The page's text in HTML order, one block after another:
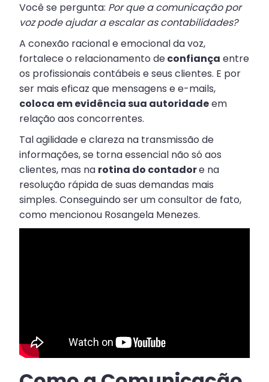
Você se pergunta: Por que a comunicação por
voz pode ajudar a escalar as contabilidades?
A conexão racional e emocional da voz,
fortalece o relacionamento deconfiança entre
os profissionais contábeis e seus clientes. E por
ser mais eficaz que mensagens e e-mails,
coloca em evidência sua autoridadeem
relação aos concorrentes.
Tal agilidade e clareza na transmissão de
informações, se torna essencial não só aos
clientes, mas na rotina do contadore na
resolução rápida de suas demandas mais
simples. Conseguindo ser um consultor de fato,
como mencionou Rosangela Menezes.